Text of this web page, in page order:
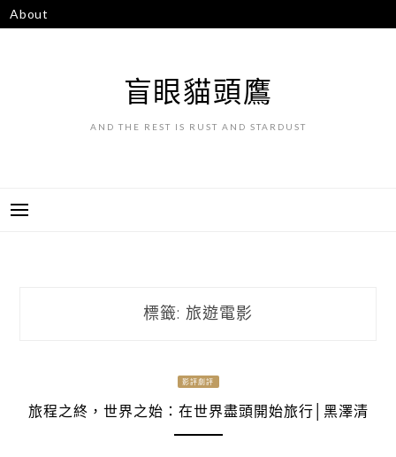
跳
至
About
盲眼貓頭鷹
AND THE REST IS RUST AND STARDUST
標籤: 旅遊電影
影評劇評
旅程之終，世界之始：在世界盡頭開始旅行│黑澤清